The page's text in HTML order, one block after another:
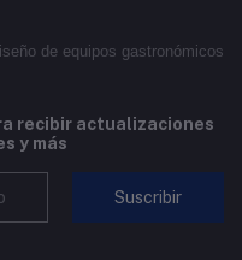
de equipos gastronómicos
recibir actualizaciones
y más
Suscribir